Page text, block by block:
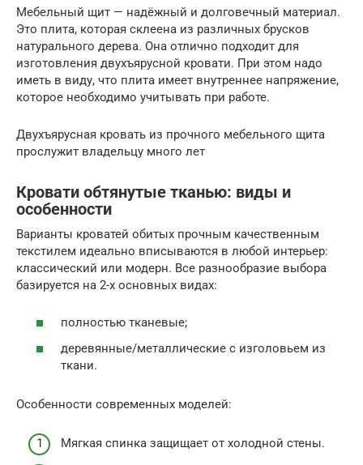
Мебельный щит — надёжный и долговечный материал.
Это плита, которая склеена из различных брусков
натурального дерева. Она отлично подходит для
изготовления двухъярусной кровати. При этом надо
иметь в виду, что плита имеет внутреннее напряжение,
которое необходимо учитывать при работе.
Двухъярусная кровать из прочного мебельного щита
прослужит владельцу много лет
Кровати обтянутые тканью: виды и
особенности
Варианты кроватей обитых прочным качественным
текстилем идеально вписываются в любой интерьер:
классический или модерн. Все разнообразие выбора
базируется на 2-х основных видах:
полностью тканевые;
деревянные/металлические с изголовьем из
ткани.
Особенности современных моделей:
Мягкая спинка защищает от холодной стены.